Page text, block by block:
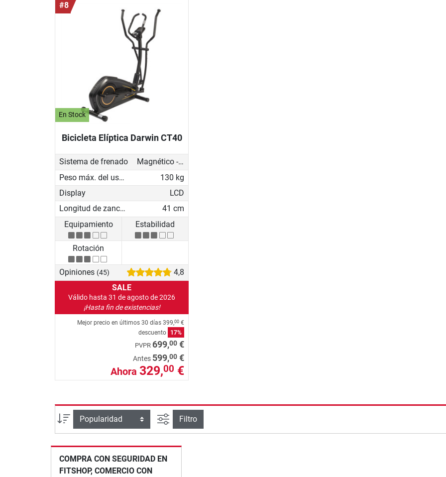
#8
En Stock
Bicicleta Elíptica Darwin CT40
Sistema de frenado
Magnético - motorizado
Peso máx. del usuario
130 kg
Display
LCD
Longitud de zancada
41 cm
Equipamiento
Estabilidad
Rotación
Opiniones (45)
4,8
SALE
Válido hasta 31 de agosto de 2026
¡Hasta fin de existencias!
Mejor precio en últimos 30 días 399,00 €
descuento
17%
PVPR 699,00 €
Antes 599,00 €
Ahora 329,00 €
Ordenar por Busqueda avanzada
Filtro
COMPRA CON SEGURIDAD EN
FITSHOP, COMERCIO CON